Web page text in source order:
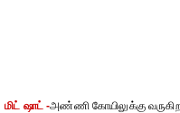
மிட் ஷாட் -அண்ணி கோயிலுக்கு